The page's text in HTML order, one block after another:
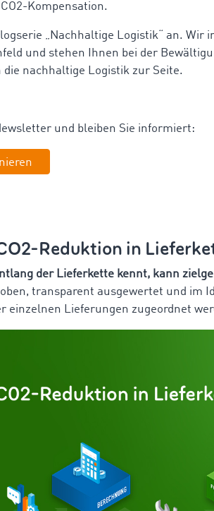
Kompensation.
„Nachhaltige Logistik“ an. Wir
und stehen Ihnen bei der
nachhaltige Logistik zur Seite.
und bleiben Sie informiert:
Reduktion in
der Lieferkette kennt, kann
transparent ausgewertet und im
einzelnen Lieferungen zugeordnet